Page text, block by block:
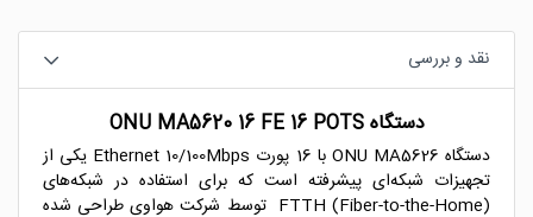
نقد و بررسی
دستگاه ONU MA5620 16 FE 16 POTS
دستگاه ONU MA5626 با 16 پورت Ethernet 10/100Mbps یکی از
تجهیزات شبکه‌ای پیشرفته است که برای استفاده در شبکه‌های
FTTH (Fiber-to-the-Home) توسط شرکت هواوی طراحی شده